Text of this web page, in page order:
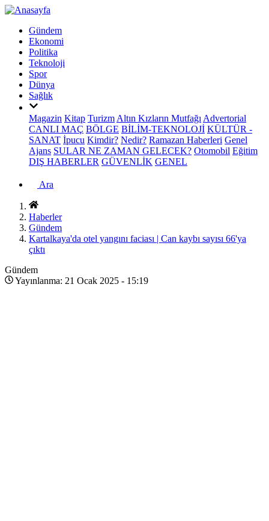
Gündem
Ekonomi
Politika
Teknoloji
Spor
Dünya
Sağlık
Magazin Kitap Turizm Altın Kızların Mutfağı Advertorial
CANLI MAÇ BÖLGE BİLİM-TEKNOLOJİ KÜLTÜR -
SANAT İpucu Kimdir? Nedir? Ramazan Haberleri Genel
Ajans SULAR NE ZAMAN GELECEK? Otomobil Eğitim
DIŞ HABERLER GÜVENLİK GENEL
Ara
Haberler
Gündem
Kartalkaya'da otel yangını faciası | Can kaybı sayısı 66'ya
çıktı
Gündem
Yayınlanma: 21 Ocak 2025 - 15:19